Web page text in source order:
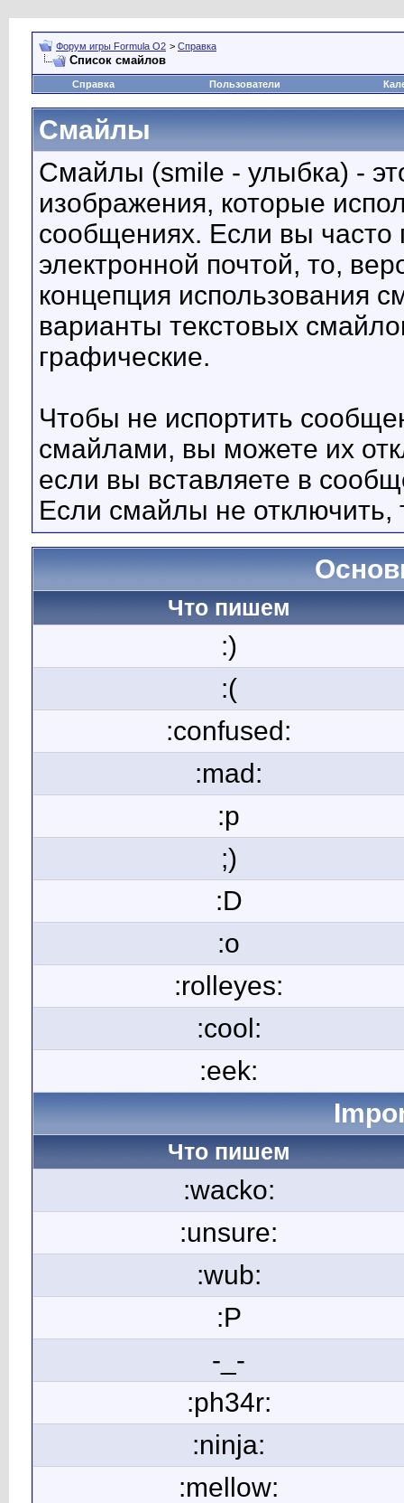
Форум игры Formula O2 > Справка
Список смайлов
Справка Пользователи
Смайлы
Смайлы (smile - улыбка) -
изображения, которые
сообщениях. Если вы часто
электронной почтой, то,
концепция использования
варианты текстовых
графические.
Чтобы не испортить
смайлами, вы можете их
если вы вставляете в
Если смайлы не отключить,
Что пишем
:)
:(
:confused:
:mad:
:p
;)
:D
:o
:rolleyes:
:cool:
:eek:
Что пишем
:wacko:
:unsure:
:wub:
:P
-_-
:ph34r:
:ninja:
:mellow: